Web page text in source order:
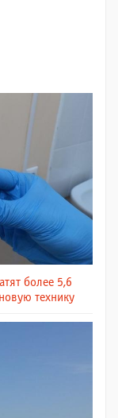
более 5,6
технику